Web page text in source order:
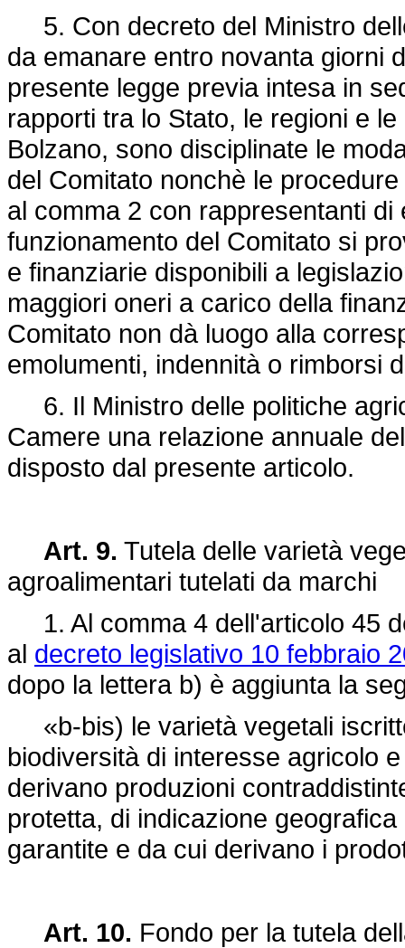
5. Con decreto del Ministro
da emanare entro novanta giorni
presente legge previa intesa in
rapporti tra lo Stato, le regioni e
Bolzano, sono disciplinate le
del Comitato nonchè le
al comma 2 con rappresentanti
funzionamento del Comitato si
e finanziarie disponibili a
maggiori oneri a carico della
Comitato non dà luogo alla
emolumenti, indennità o rimborsi
6. Il Ministro delle politiche
Camere una relazione annuale
disposto dal presente articolo.
Art. 9. Tutela delle varietà
agroalimentari tutelati da marchi
1. Al comma 4 dell'articolo 45
al decreto legislativo 10 febbraio
dopo la lettera b) è aggiunta la
«b-bis) le varietà vegetali
biodiversità di interesse agricolo
derivano produzioni
protetta, di indicazione
garantite e da cui derivano i
Art. 10. Fondo per la tutela